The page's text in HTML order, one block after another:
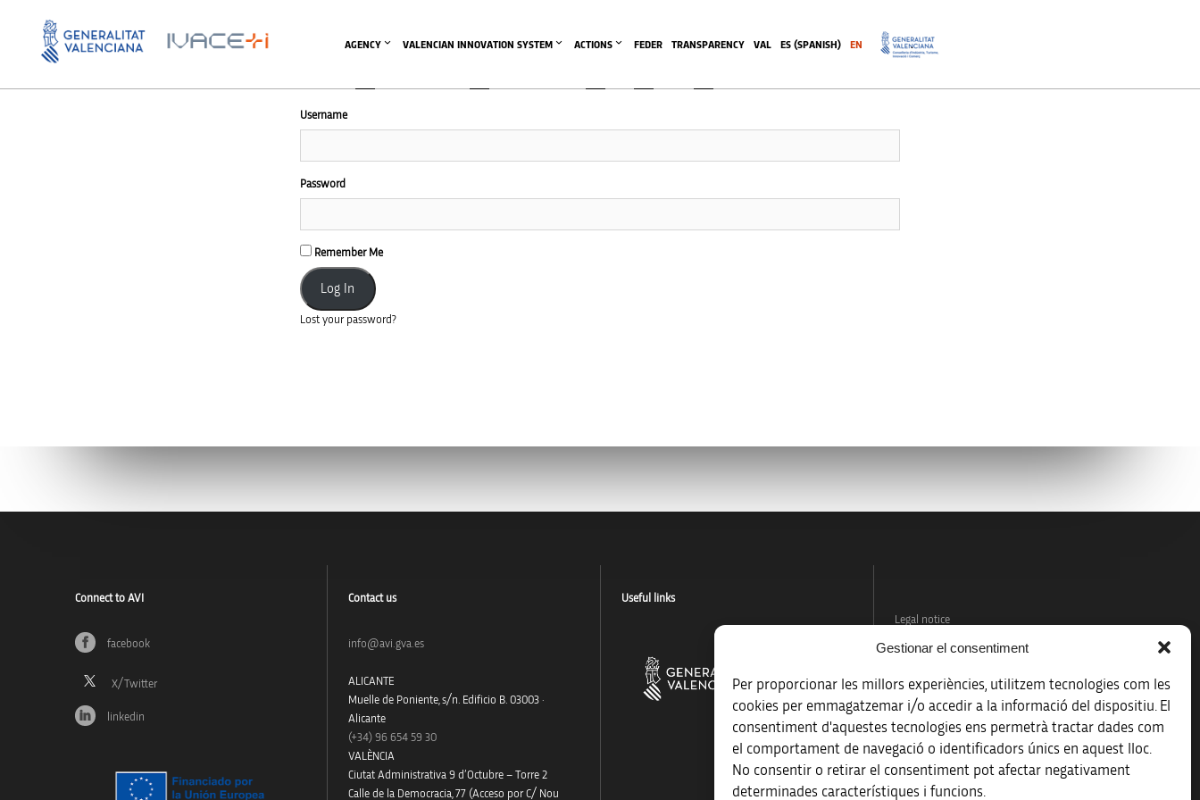
Gestionar el consentiment
Per proporcionar les millors experiències, utilitzem tecnologies com les
cookies per emmagatzemar i/o accedir a la informació del dispositiu. El
consentiment d'aquestes tecnologies ens permetrà tractar dades com
el comportament de navegació o identificadors únics en aquest lloc.
No consentir o retirar el consentiment pot afectar negativament
determinades característiques i funcions.
AGENCY VALENCIAN INNOVATION SYSTEM ACTIONS FEDER TRANSPARENCY .
VAL ES (SPANISH) EN
Username
Password
Remember Me
Lost your password?
Connect to AVI
facebook
linkedin
Contact us
info@avi.gva.es
ALICANTE
Muelle de Poniente, s/n. Edificio B. 03003 ·
Alicante
(+34) 96 654 59 30
VALÈNCIA
Ciutat Administrativa 9 d’Octubre – Torre 2
Calle de la Democracia, 77 (Acceso por C/ Nou
Useful links
Legal notice
Accessibility
Site map